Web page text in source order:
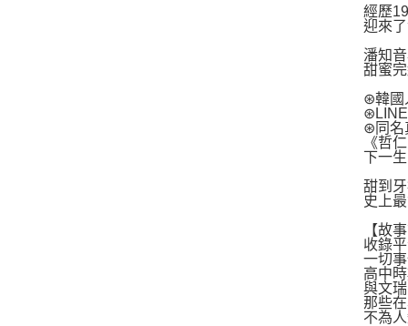
經歷
迎來
潘知
甜蜜
⊛韓國
⊛同名
《哲
下一
甜到
史上
【故
收錄
一切
高中
與文
那些
不為